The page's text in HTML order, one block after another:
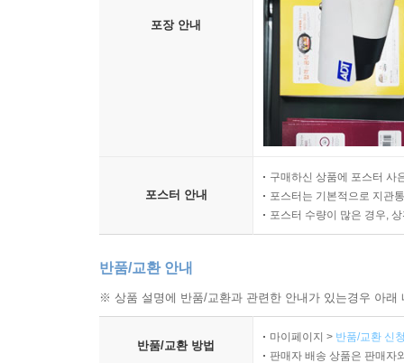
포장 안내
포스터 안내
구매하신 상품에 포스터 사
포스터는 기본적으로 지관
포스터 수량이 많은 경우,
반품/교환 안내
※ 상품 설명에 반품/교환과 관련한 안내가 있는경우 아
반품/교환 방법
마이페이지 > 반품/교환 신
판매자 배송 상품은 판매자